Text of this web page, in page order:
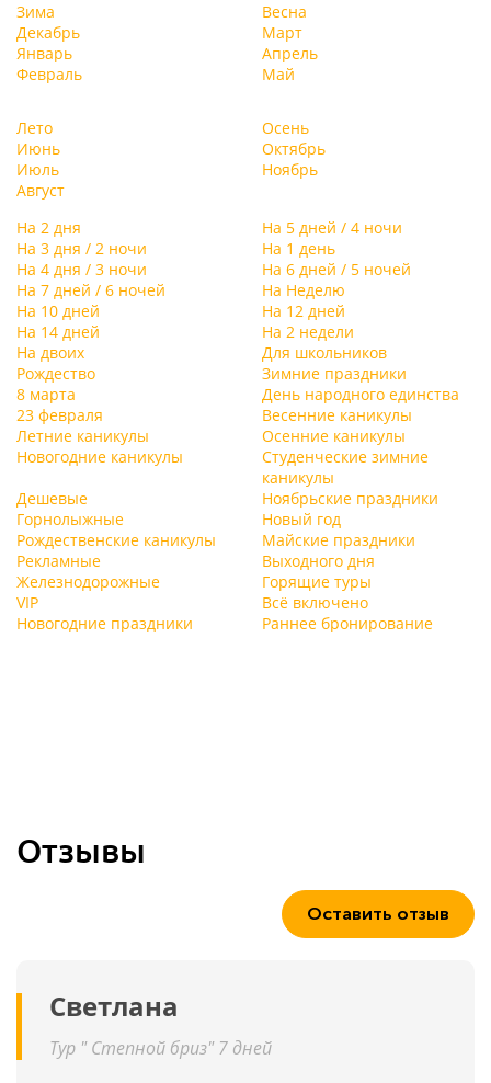
Зима
Декабрь
Январь
Февраль
Весна
Март
Апрель
Май
Лето
Июнь
Июль
Август
Осень
Октябрь
Ноябрь
На 2 дня
На 5 дней / 4 ночи
На 3 дня / 2 ночи
На 1 день
На 4 дня / 3 ночи
На 6 дней / 5 ночей
На 7 дней / 6 ночей
На Неделю
На 10 дней
На 12 дней
На 14 дней
На 2 недели
На двоих
Для школьников
Рождество
Зимние праздники
8 марта
День народного единства
23 февраля
Весенние каникулы
Летние каникулы
Осенние каникулы
Новогодние каникулы
Студенческие зимние
каникулы
Дешевые
Ноябрьские праздники
Горнолыжные
Новый год
Рождественские каникулы
Майские праздники
Рекламные
Выходного дня
Железнодорожные
Горящие туры
VIP
Всё включено
Новогодние праздники
Раннее бронирование
Отзывы
Оставить отзыв
Светлана
Тур " Степной бриз" 7 дней